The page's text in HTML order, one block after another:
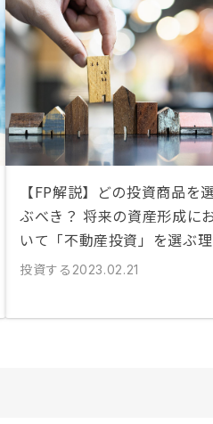
【FP解説】どの投資商品を
ぶべき？ 将来の資産形成に
いて「不動産投資」を選ぶ
投資する 2023.02.21